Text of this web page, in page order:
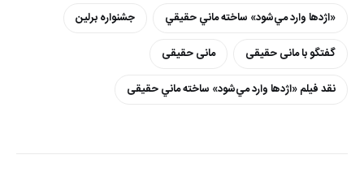
«اژدها وارد مي‌شود» ساخته ماني حقيقي
جشنواره برلین
گفتگو با مانی حقیقی
مانی حقیقی
نقد فیلم «اژدها وارد مي‌شود» ساخته ماني حقيقی